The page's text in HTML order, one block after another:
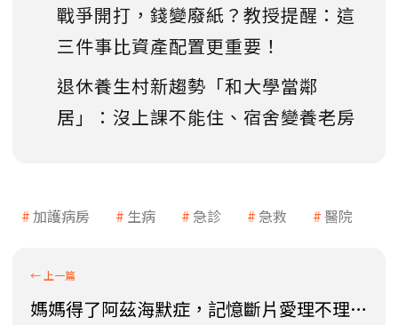
戰爭開打，錢變廢紙？教授提醒：這
三件事比資產配置更重要！
退休養生村新趨勢「和大學當鄰
居」：沒上課不能住、宿舍變養老房
加護病房 生病 急診 急救 醫院
媽媽得了阿茲海默症，記憶斷片愛理不理…